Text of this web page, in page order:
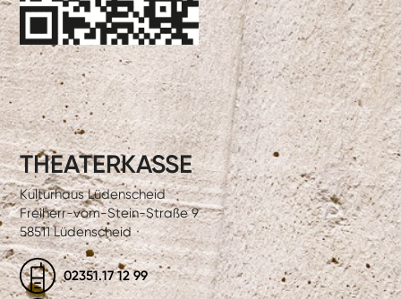
THEATERKASSE
Kulturhaus Lüdenscheid
Freiherr-vom-Stein-Straße 9
58511 Lüdenscheid
02351.17 12 99